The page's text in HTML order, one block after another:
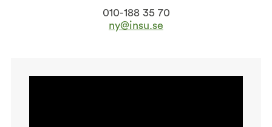
010-188 35 70
ny@insu.se